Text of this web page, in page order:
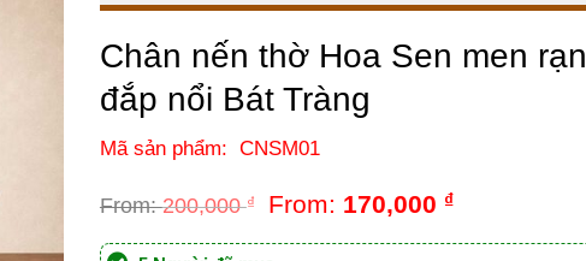
Chân nến thờ Hoa Sen men rạn
đắp nổi Bát Tràng
Mã sản phẩm: CNSM01
From:200,000₫ From: 170,000 ₫
From:200,000₫